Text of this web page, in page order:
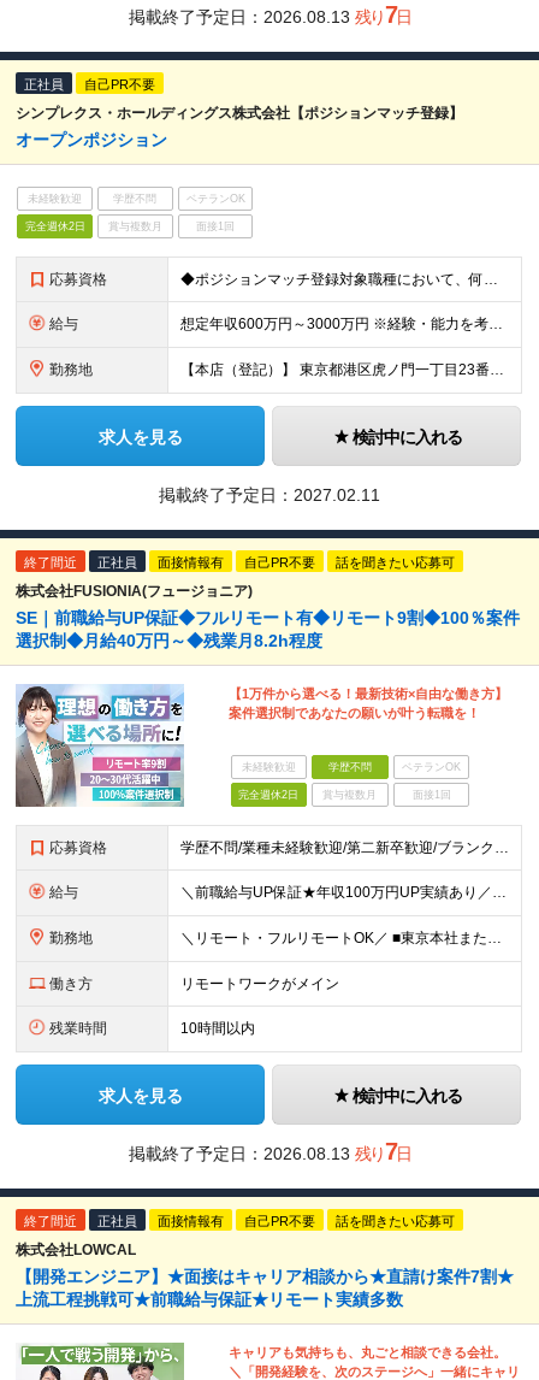
掲載終了予定日： 2026.08.13 残り7日
正社員 自己PR不要
シンプレクス・ホールディングス株式会社【ポジションマッチ登録】
オープンポジション
未経験歓迎 学歴不問 ベテランOK
完全週休2日 賞与複数月 面接1回
応募資格 ◆ポジションマッチ登録対象職種において、何かしらの知識・経験を有する方
給与 想定年収600万円～3000万円 ※経験・能力を考慮の上、当社規定により決定いたします ※昇給年1回、業績賞与年1回（4月） ※試用期間6ヶ月あり（待遇に差異はございません）
勤務地 【本店（登記）】 東京都港区虎ノ門一丁目23番1号 【虎ノ門オフィス】 〒105-6319 東京都港区虎ノ門1-23-1 虎ノ門ヒルズ森タワー19階 【麻布台オフィス】 〒106-0041 東京都
求人を見る 検討中に入れる
掲載終了予定日： 2027.02.11
終了間近 正社員 面接情報有 自己PR不要 話を聞きたい応募可
株式会社FUSIONIA(フュージョニア)
SE｜前職給与UP保証◆フルリモート有◆リモート9割◆100％案件
選択制◆月給40万円～◆残業月8.2h程度
【1万件から選べる！最新技術×自由な働き方】
案件選択制であなたの願いが叶う転職を！
未経験歓迎 学歴不問 ベテランOK
完全週休2日 賞与複数月 面接1回
応募資格 学歴不問/業種未経験歓迎/第二新卒歓迎/ブランクOK ▽下記のいずれかに、あてはまる方 ■何らかのIT経験をお持ちの方（言語や経験・ジャンルは不問です） ■言語を使用した経験（半年以上） ＜以下の
給与 ＼前職給与UP保証★年収100万円UP実績あり／ ■月給40万円～65万円＋各種手当 ※前給および経験・能力・年齢などを考慮して決定します ※固定残業代（月20時間分／5万4,055円～8万7,838
勤務地 ＼リモート・フルリモートOK／ ■東京本社またはプロジェクト先 ※プロジェクト先は新宿・渋谷・池袋・銀座・六本木・品川・汐留・お台場など首都圏がメイン！ ＜東京本社＞ 東京都新宿区西新宿7-4-7
働き方 リモートワークがメイン
残業時間 10時間以内
求人を見る 検討中に入れる
掲載終了予定日： 2026.08.13 残り7日
終了間近 正社員 面接情報有 自己PR不要 話を聞きたい応募可
株式会社LOWCAL
【開発エンジニア】★面接はキャリア相談から★直請け案件7割★
上流工程挑戦可★前職給与保証★リモート実績多数
キャリアも気持ちも、丸ごと相談できる会社。
＼「開発経験を、次のステージへ」一緒にキャリ